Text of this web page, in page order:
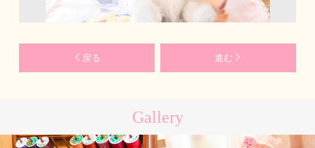
戻る 進む
Gallery